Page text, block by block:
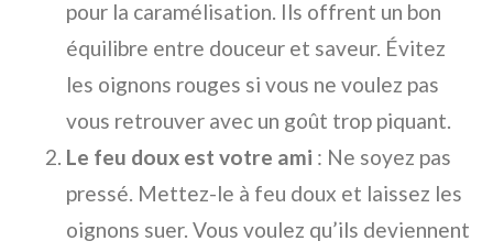
pour la caramélisation. Ils offrent un bon
équilibre entre douceur et saveur. Évitez
les oignons rouges si vous ne voulez pas
vous retrouver avec un goût trop piquant.
Le feu doux est votre ami : Ne soyez pas
pressé. Mettez-le à feu doux et laissez les
oignons suer. Vous voulez qu’ils deviennent